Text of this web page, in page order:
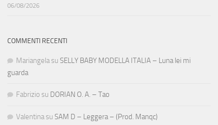
06/08/2026
COMMENTI RECENTI
Mariangela su SELLY BABY MODELLA ITALIA – Luna lei mi
guarda
Fabrizio su DORIAN O. A. – Tao
Valentina su SAM D – Leggera – (Prod. Manqc)